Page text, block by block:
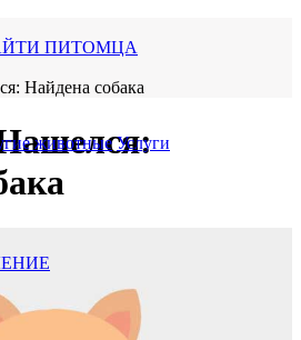
ПИТОМЦА
животные Услуги
Найдена собака